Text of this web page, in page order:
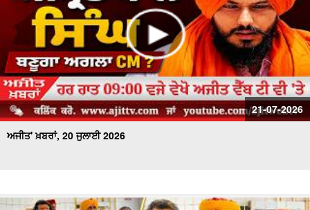
21-07-2026
ਅਜੀਤ' ਖ਼ਬਰਾਂ, 20 ਜੁਲਾਈ 2026